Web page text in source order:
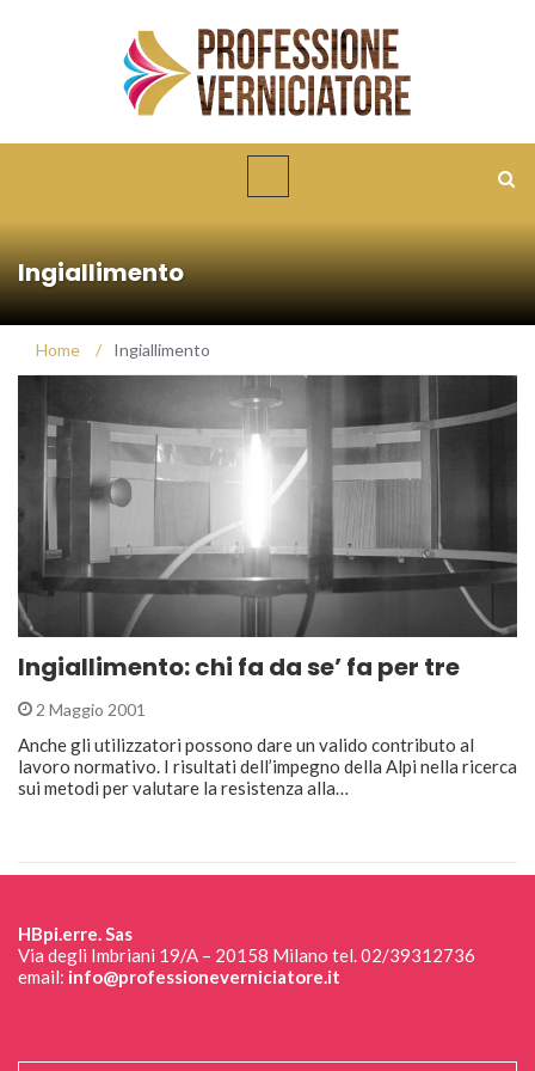
Ingiallimento
Home / Ingiallimento
Ingiallimento: chi fa da se’ fa per tre
2 Maggio 2001
Anche gli utilizzatori possono dare un valido contributo al
lavoro normativo. I risultati dell’impegno della Alpi nella ricerca
sui metodi per valutare la resistenza alla…
HBpi.erre. Sas
Via degli Imbriani 19/A – 20158 Milano tel. 02/39312736
email: info@professioneverniciatore.it